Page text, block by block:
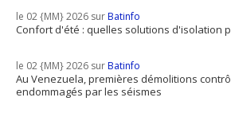
le 02 {MM} 2026 surBatinfo
Confort d'été : quelles solutions d'isolation
le 02 {MM} 2026 surBatinfo
Au Venezuela, premières démolitions
endommagés par les séismes